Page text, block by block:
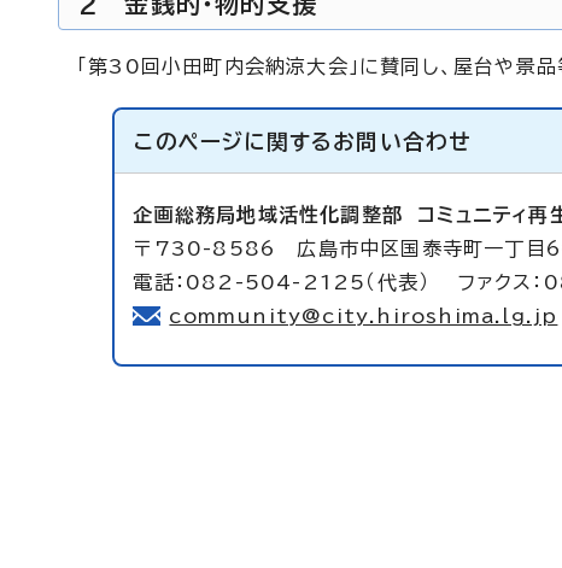
「第30回小田町内会納涼大会」に賛同し、屋台や
このページに関する お問い合わせ
企画総務局地域活性化調整部 コミュニティ再
〒730-8586 広島市中区国泰寺町一丁目
電話：082-504-2125（代表） ファクス
community@city.hiroshima.lg.jp